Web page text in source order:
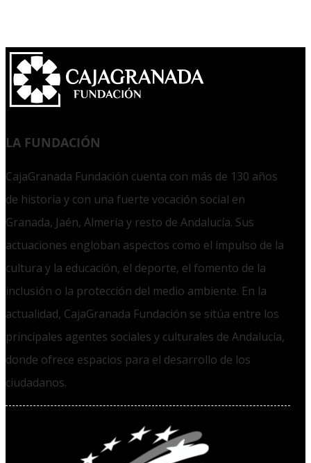
LA FUNDACIÓN
CajaGranada Fundación cuenta con más de 130 años
de historia y con una fuerte vocación social en
Granada, Jaén, Almería y resto de Andalucía. Sus
actuaciones engloban aspectos como el impulso de la
cultura y la educación, el deporte, el fomento de la
inclusión o la protección del medio ambiente. En la
actualidad, CajaGranada Fundación se sitúa entre los
principales agentes sociales y culturales de Andalucía,
donde ofrece espacios para el desarrollo de los
ciudadanos.